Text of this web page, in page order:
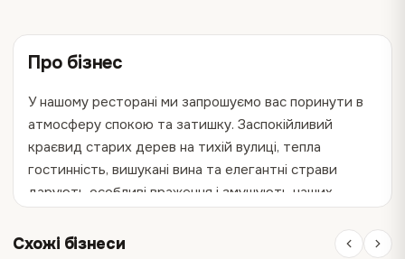
Про бізнес
У нашому ресторані ми запрошуємо вас поринути в
атмосферу спокою та затишку. Заспокійливий
краєвид старих дерев на тихій вулиці, тепла
гостинність, вишукані вина та елегантні страви
дарують особливі враження і змушують наших
Схожі бізнеси